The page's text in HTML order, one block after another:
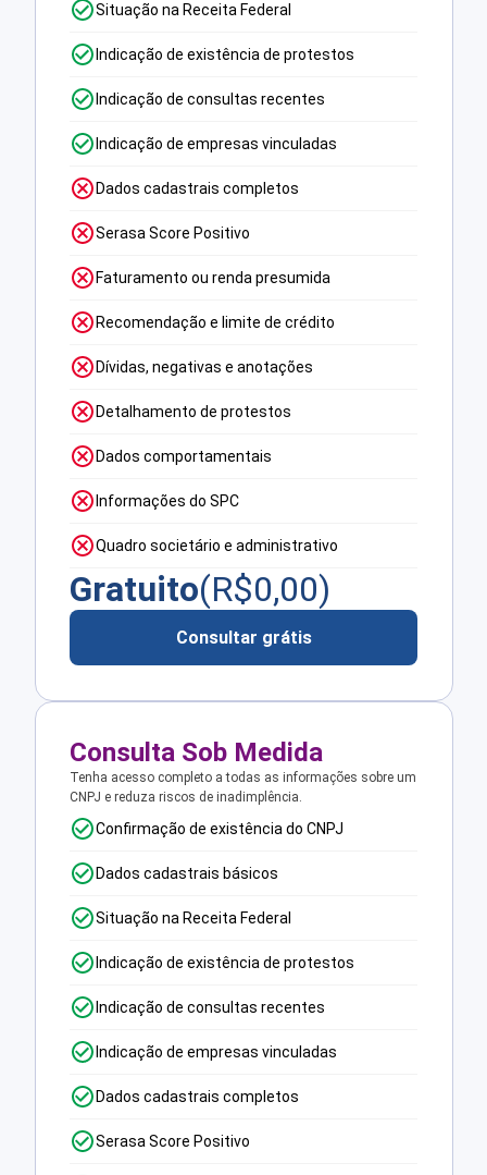
Situação na Receita Federal
Indicação de existência de protestos
Indicação de consultas recentes
Indicação de empresas vinculadas
Dados cadastrais completos
Serasa Score Positivo
Faturamento ou renda presumida
Recomendação e limite de crédito
Dívidas, negativas e anotações
Detalhamento de protestos
Dados comportamentais
Informações do SPC
Quadro societário e administrativo
Gratuito(R$0,00)
Consultar grátis
Consulta Sob Medida
Tenha acesso completo a todas as informações sobre um
CNPJ e reduza riscos de inadimplência.
Confirmação de existência do CNPJ
Dados cadastrais básicos
Situação na Receita Federal
Indicação de existência de protestos
Indicação de consultas recentes
Indicação de empresas vinculadas
Dados cadastrais completos
Serasa Score Positivo